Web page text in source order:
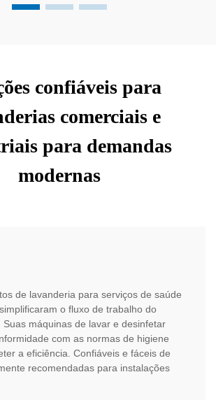
confiáveis para
comerciais e
para demandas
modernas
de lavanderia para serviços de saúde
o fluxo de trabalho do
Suas máquinas de lavar e desinfetar
com as normas de higiene
a eficiência. Confiáveis e fáceis de
recomendadas para instalações